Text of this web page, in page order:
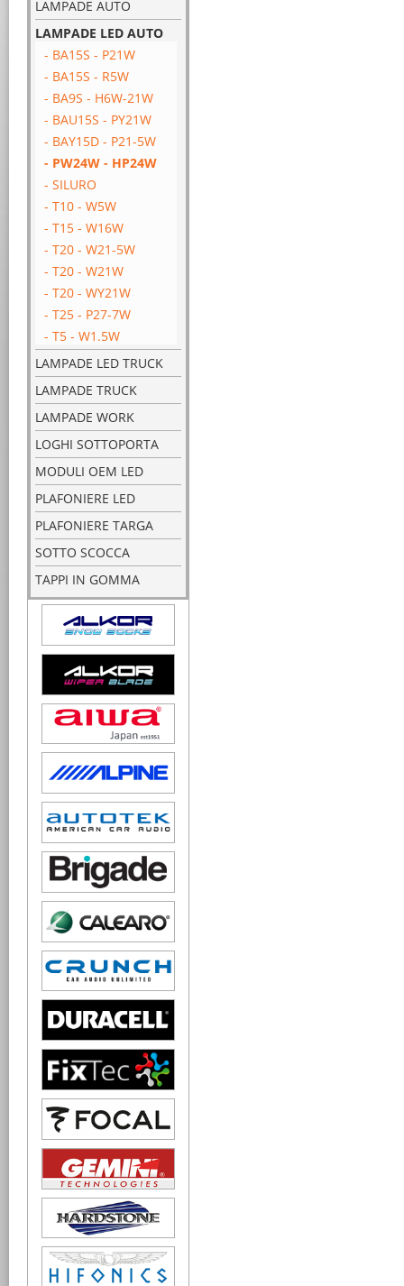
LAMPADE AUTO
LAMPADE LED AUTO
- BA15S - P21W
- BA15S - R5W
- BA9S - H6W-21W
- BAU15S - PY21W
- BAY15D - P21-5W
- PW24W - HP24W
- SILURO
- T10 - W5W
- T15 - W16W
- T20 - W21-5W
- T20 - W21W
- T20 - WY21W
- T25 - P27-7W
- T5 - W1.5W
LAMPADE LED TRUCK
LAMPADE TRUCK
LAMPADE WORK
LOGHI SOTTOPORTA
MODULI OEM LED
PLAFONIERE LED
PLAFONIERE TARGA
SOTTO SCOCCA
TAPPI IN GOMMA